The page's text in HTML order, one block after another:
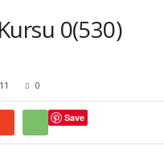
0(530)
0
Save